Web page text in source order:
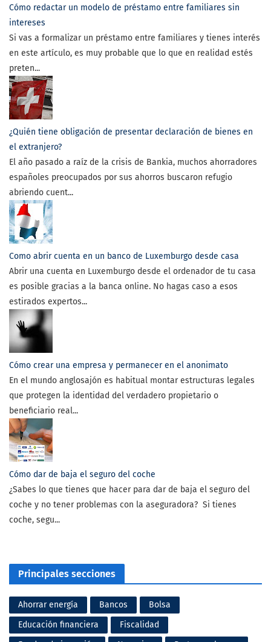
Cómo redactar un modelo de préstamo entre familiares sin
intereses
Si vas a formalizar un préstamo entre familiares y tienes interés
en este artículo, es muy probable que lo que en realidad estés
preten...
¿Quién tiene obligación de presentar declaración de bienes en
el extranjero?
El año pasado a raíz de la crisis de Bankia, muchos ahorradores
españoles preocupados por sus ahorros buscaron refugio
abriendo cuent...
Como abrir cuenta en un banco de Luxemburgo desde casa
Abrir una cuenta en Luxemburgo desde el ordenador de tu casa
es posible gracias a la banca online. No hagas caso a esos
estirados expertos...
Cómo crear una empresa y permanecer en el anonimato
En el mundo anglosajón es habitual montar estructuras legales
que protegen la identidad del verdadero propietario o
beneficiario real...
Cómo dar de baja el seguro del coche
¿Sabes lo que tienes que hacer para dar de baja el seguro del
coche y no tener problemas con la aseguradora? Si tienes
coche, segu...
Principales secciones
Ahorrar energía Bancos
Bolsa
Educación financiera
Fiscalidad